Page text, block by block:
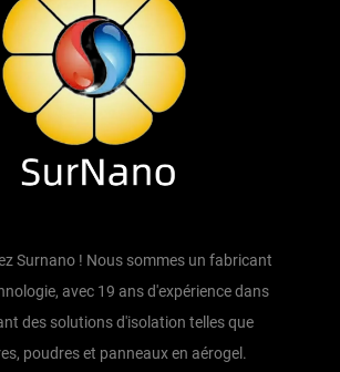
Surnano ! Nous sommes un fabricant
avec 19 ans d'expérience dans
des solutions d'isolation telles que
poudres et panneaux en aérogel.